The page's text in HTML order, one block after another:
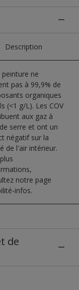
Description
peinture ne
pas à 99,9% de
organiques
(<1 g/L). Les COV
aux gaz à
serre et ont un
négatif sur la
de l'air intérieur.
notre page
infos.
de